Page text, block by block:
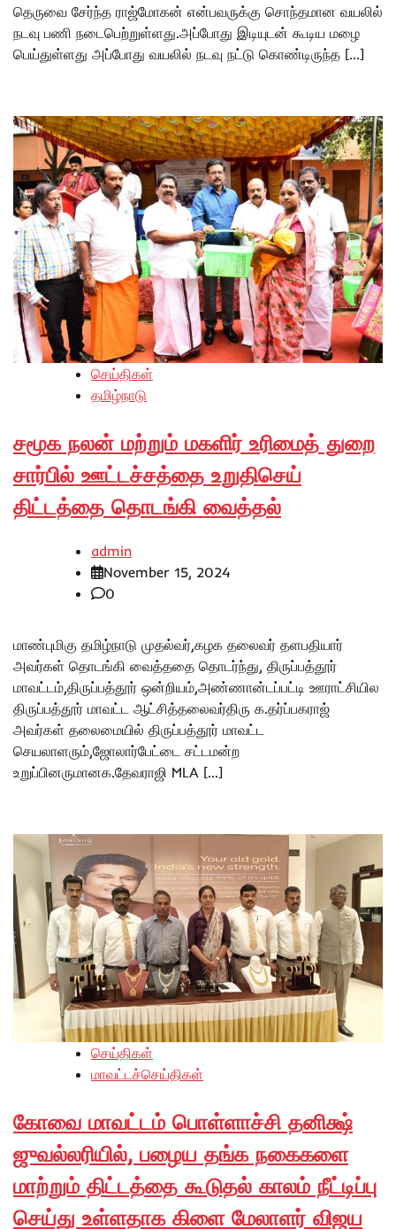
தெருவை சேர்ந்த ராஜ்மோகன் என்பவருக்கு சொந்தமான வயலில்
நடவு பணி நடைபெற்றுள்ளது.அப்போது இடியுடன் கூடிய மழை
பெய்துள்ளது அப்போது வயலில் நடவு நட்டு கொண்டிருந்த […]
செய்திகள்
தமிழ்நாடு
சமூக நலன் மற்றும் மகளிர் உரிமைத் துறை
சார்பில் ஊட்டச்சத்தை உறுதிசெய்
திட்டத்தை தொடங்கி வைத்தல்
admin
November 15, 2024
0
மாண்புமிகு தமிழ்நாடு முதல்வர்,கழக தலைவர் தளபதியார்
அவர்கள் தொடங்கி வைத்ததை தொடர்ந்து, திருப்பத்தூர்
மாவட்டம்,திருப்பத்தூர் ஒன்றியம்,அண்ணான்டப்பட்டி ஊராட்சியில
திருப்பத்தூர் மாவட்ட ஆட்சித்தலைவர்திரு க.தர்ப்பகராஜ்
அவர்கள் தலைமையில் திருப்பத்தூர் மாவட்ட
செயலாளரும்,ஜோலார்பேட்டை சட்டமன்ற
உறுப்பினருமானக.தேவராஜி MLA […]
செய்திகள்
மாவட்டச்செய்திகள்
கோவை மாவட்டம் பொள்ளாச்சி தனிக்ஷ்
ஜுவல்லரியில், பழைய தங்க நகைகளை
மாற்றும் திட்டத்தை கூடுதல் காலம் நீட்டிப்பு
செய்து உள்ளதாக கிளை மேலாளர் விஜய